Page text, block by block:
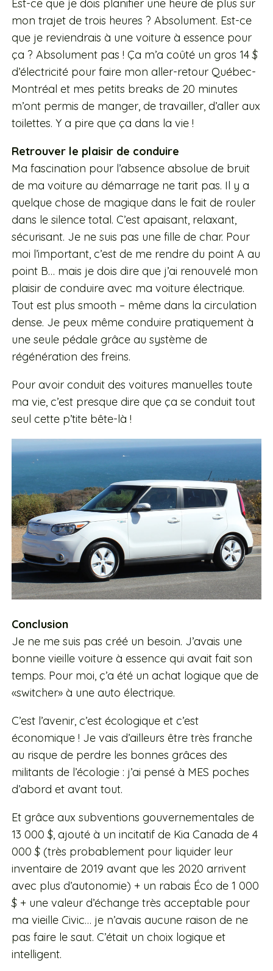
Est-ce que je dois planifier une heure de plus sur
mon trajet de trois heures ? Absolument. Est-ce
que je reviendrais à une voiture à essence pour
ça ? Absolument pas ! Ça m’a coûté un gros 14 $
d’électricité pour faire mon aller-retour Québec-
Montréal et mes petits breaks de 20 minutes
m’ont permis de manger, de travailler, d’aller aux
toilettes. Y a pire que ça dans la vie !
Retrouver le plaisir de conduire
Ma fascination pour l’absence absolue de bruit
de ma voiture au démarrage ne tarit pas. Il y a
quelque chose de magique dans le fait de rouler
dans le silence total. C’est apaisant, relaxant,
sécurisant. Je ne suis pas une fille de char. Pour
moi l’important, c’est de me rendre du point A au
point B… mais je dois dire que j’ai renouvelé mon
plaisir de conduire avec ma voiture électrique.
Tout est plus smooth – même dans la circulation
dense. Je peux même conduire pratiquement à
une seule pédale grâce au système de
régénération des freins.
Pour avoir conduit des voitures manuelles toute
ma vie, c’est presque dire que ça se conduit tout
seul cette p’tite bête-là !
Conclusion
Je ne me suis pas créé un besoin. J’avais une
bonne vieille voiture à essence qui avait fait son
temps. Pour moi, ç’a été un achat logique que de
«switcher» à une auto électrique.
C’est l’avenir, c’est écologique et c’est
économique ! Je vais d’ailleurs être très franche
au risque de perdre les bonnes grâces des
militants de l’écologie : j’ai pensé à MES poches
d’abord et avant tout.
Et grâce aux subventions gouvernementales de
13 000 $, ajouté à un incitatif de Kia Canada de 4
000 $ (très probablement pour liquider leur
inventaire de 2019 avant que les 2020 arrivent
avec plus d’autonomie) + un rabais Éco de 1 000
$ + une valeur d’échange très acceptable pour
ma vieille Civic… je n’avais aucune raison de ne
pas faire le saut. C’était un choix logique et
intelligent.